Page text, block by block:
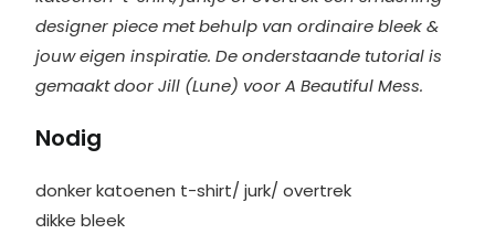
designer piece met behulp van ordinaire bleek &
jouw eigen inspiratie. De onderstaande tutorial is
gemaakt door Jill (Lune) voor A Beautiful Mess.
Nodig
donker katoenen t-shirt/ jurk/ overtrek
dikke bleek